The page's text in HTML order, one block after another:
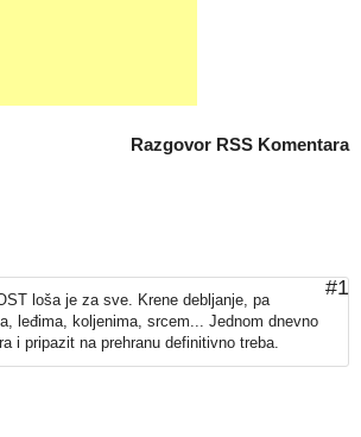
Razgovor RSS Komentara
#1
loša je za sve. Krene debljanje, pa
leđima, koljenima, srcem... Jednom dnevno
i pripazit na prehranu definitivno treba.